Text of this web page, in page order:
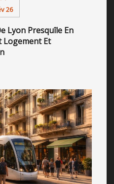
26
Lyon Presquîle En
Logement Et